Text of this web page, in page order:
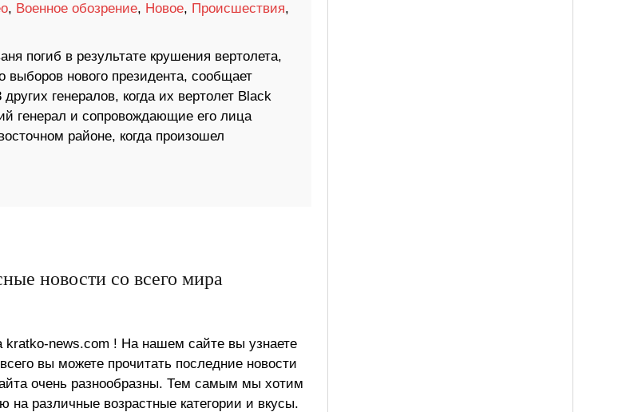
, Военное обозрение, Новое, Происшествия,
погиб в результате крушения вертолета,
выборов нового президента, сообщает
генералов, когда их вертолет Black
генерал и сопровождающие его лица
районе, когда произошел
новости со всего мира
kratko-news.com ! На нашем сайте вы узнаете
вы можете прочитать последние новости
очень разнообразны. Тем самым мы хотим
различные возрастные категории и вкусы.